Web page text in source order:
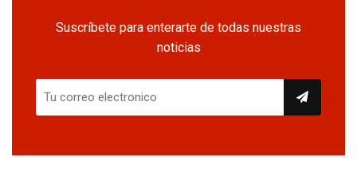
Suscríbete para enterarte de todas nuestras
noticias